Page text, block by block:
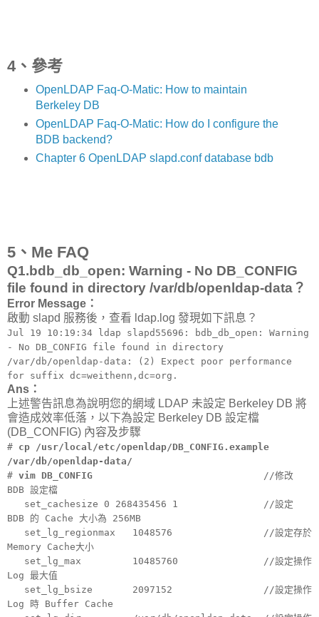
4、參考
OpenLDAP Faq-O-Matic: How to maintain
Berkeley DB
OpenLDAP Faq-O-Matic: How do I configure the
BDB backend?
Chapter 6 OpenLDAP slapd.conf database bdb
5、Me FAQ
Q1.bdb_db_open: Warning - No DB_CONFIG
file found in directory /var/db/openldap-data？
Error Message：
啟動 slapd 服務後，查看 ldap.log 發現如下訊息？
Jul 19 10:19:34 ldap slapd55696: bdb_db_open: Warning
- No DB_CONFIG file found in directory
/var/db/openldap-data: (2) Expect poor performance
for suffix dc=weithenn,dc=org.
Ans：
上述警告訊息為說明您的網域 LDAP 未設定 Berkeley DB 將
會造成效率低落，以下為設定 Berkeley DB 設定檔
(DB_CONFIG) 內容及步驟
# cp /usr/local/etc/openldap/DB_CONFIG.example
/var/db/openldap-data/
# vim DB_CONFIG
//修改
BDB 設定檔
set_cachesize 0 268435456 1 //設定
BDB 的 Cache 大小為 256MB
set_lg_regionmax 1048576 //設定存於
Memory Cache大小
set_lg_max 10485760 //設定操作
Log 最大值
set_lg_bsize 2097152 //設定操作
Log 時 Buffer Cache